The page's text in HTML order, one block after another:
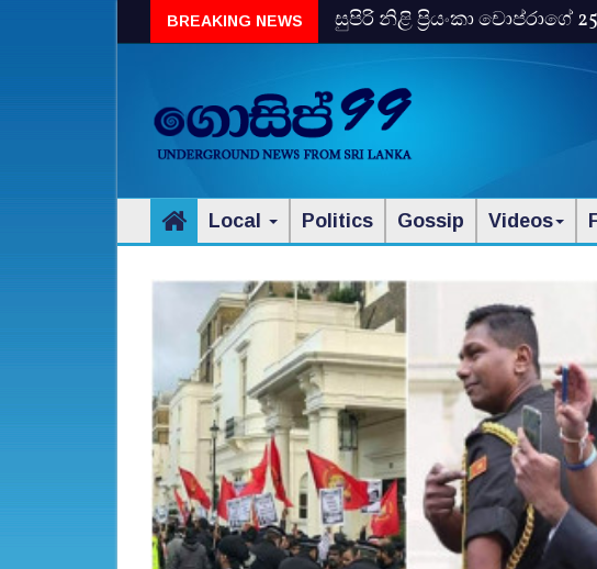
BREAKING NEWS සුපිරි නිළි ප්‍රියංකා චොප්රාගේ
Local Politics Gossip Videos